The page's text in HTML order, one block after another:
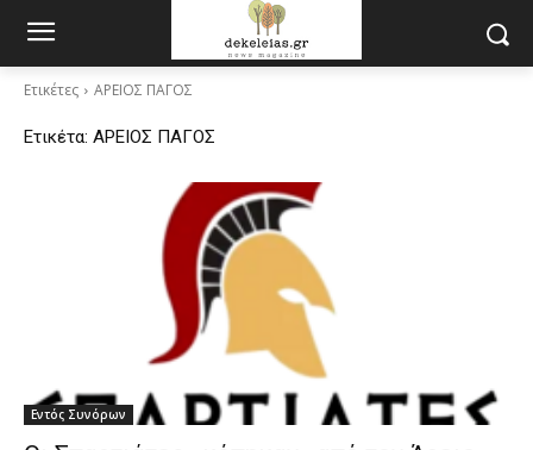
Ετικέτες ΑΡΕΙΟΣ ΠΑΓΟΣ
Ετικέτα: ΑΡΕΙΟΣ ΠΑΓΟΣ
Εντός Συνόρων